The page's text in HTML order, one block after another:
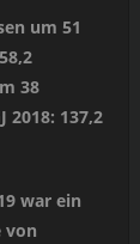
um 51
38
2018: 137,2
war ein
von